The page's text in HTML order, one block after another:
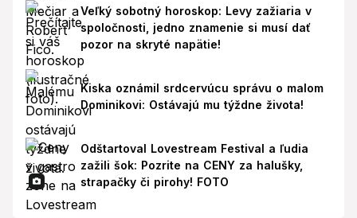
Veľký sobotný horoskop: Levy zažiaria v
spoločnosti, jedno znamenie si musí dať
pozor na skryté napätie!
Kiska oznámil srdcervúcu správu o malom
Dominikovi: Ostávajú mu týždne života!
Odštartoval Lovestream Festival a ľudia
zažili šok: Pozrite na CENY za halušky,
strapačky či pirohy! FOTO